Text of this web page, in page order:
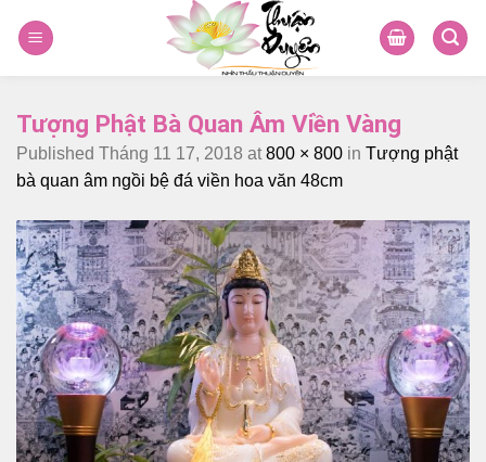
Tượng Phật Bà Quan Âm Viền Vàng
Published Tháng 11 17, 2018 at 800 × 800 in Tượng phật
bà quan âm ngồi bệ đá viền hoa văn 48cm